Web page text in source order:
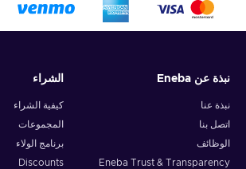
نبذة عن Eneba
نبذة عنا
اتصل بنا
الوظائف
Eneba Trust & Transparency
الشراء
كيفية الشراء
المجموعات
برنامج الولاء
Discounts